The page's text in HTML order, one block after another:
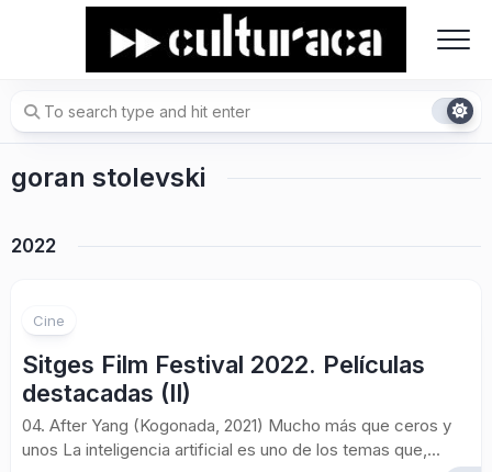
goran stolevski
2022
Cine
Sitges Film Festival 2022. Películas
destacadas (II)
04. After Yang (Kogonada, 2021) Mucho más que ceros y
unos La inteligencia artificial es uno de los temas que,...